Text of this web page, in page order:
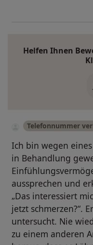
Helfen Ihnen
Telefonnummer
Ich bin wegen
in Behandlung
aussprechen und
„Das interessiert
jetzt schmerzen?“.
untersucht. Nie
zu einem anderen